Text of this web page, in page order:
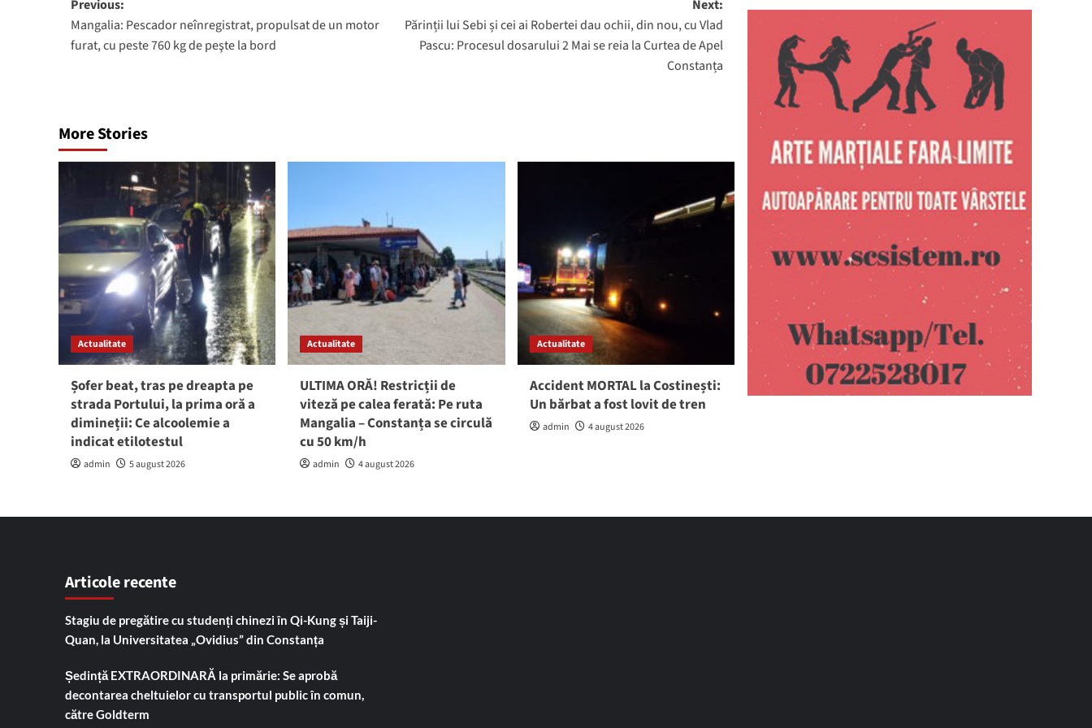
Post
navigation
Previous:
Mangalia: Pescador neînregistrat, propulsat de un motor
furat, cu peste 760 kg de peşte la bord
Next:
Părinții lui Sebi și cei ai Robertei dau ochii, din nou, cu Vlad
Pascu: Procesul dosarului 2 Mai se reia la Curtea de Apel
Constanța
More Stories
Actualitate
Șofer beat, tras pe dreapta pe
strada Portului, la prima oră a
dimineții: Ce alcoolemie a
indicat etilotestul
admin 5 august 2026
Actualitate
ULTIMA ORĂ! Restricții de
viteză pe calea ferată: Pe ruta
Mangalia – Constanța se circulă
cu 50 km/h
admin 4 august 2026
Actualitate
Accident MORTAL la Costinești:
Un bărbat a fost lovit de tren
admin 4 august 2026
Articole recente
Stagiu de pregătire cu studenți chinezi în Qi-Kung și Taiji-
Quan, la Universitatea „Ovidius” din Constanța
Ședință EXTRAORDINARĂ la primărie: Se aprobă
decontarea cheltuielor cu transportul public în comun,
către Goldterm